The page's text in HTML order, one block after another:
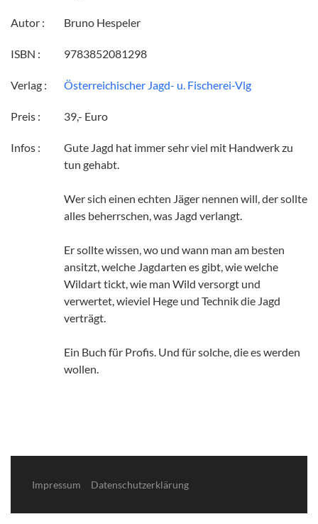
Autor : Bruno Hespeler
ISBN : 9783852081298
Verlag : Österreichischer Jagd- u. Fischerei-Vlg
Preis : 39,- Euro
Infos :
Gute Jagd hat immer sehr viel mit Handwerk zu
tun gehabt.
Wer sich einen echten Jäger nennen will, der sollte
alles beherrschen, was Jagd verlangt.
Er sollte wissen, wo und wann man am besten
ansitzt, welche Jagdarten es gibt, wie welche
Wildart tickt, wie man Wild versorgt und
verwertet, wieviel Hege und Technik die Jagd
verträgt.
Ein Buch für Profis. Und für solche, die es werden
wollen.
Impressum Datenschutzerklärung